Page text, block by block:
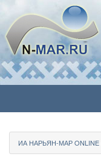
Политика
ИА НАРЬЯН-МАР ONLINE